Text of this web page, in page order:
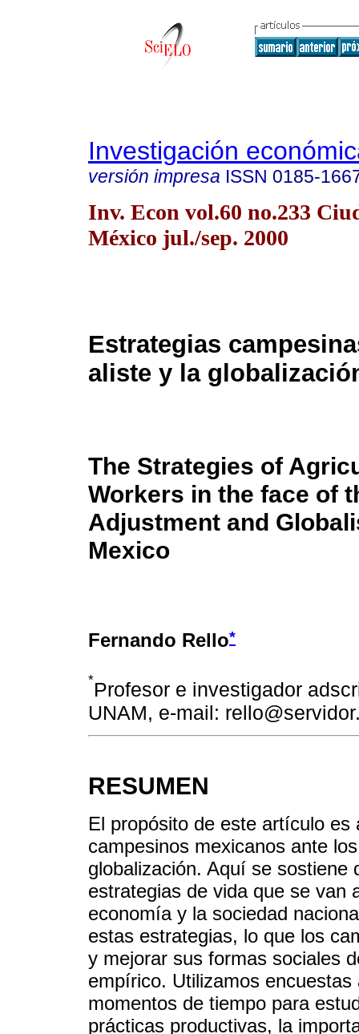
Investigación
versión impresa ISSN 0185-
Inv. Econ vol.60 no.233
México jul./sep. 2000
Estrategias
aliste y la
The Strategies of
Workers in the face of
Adjustment and
Mexico
Fernando Rello*
*Profesor e investigador
UNAM, e-mail:
RESUMEN
El propósito de este artículo
campesinos mexicanos ante
globalización. Aquí se sostiene
estrategias de vida que se van
economía y la sociedad
estas estrategias, lo que los
y mejorar sus formas sociales
empírico. Utilizamos
momentos de tiempo para
prácticas productivas, la